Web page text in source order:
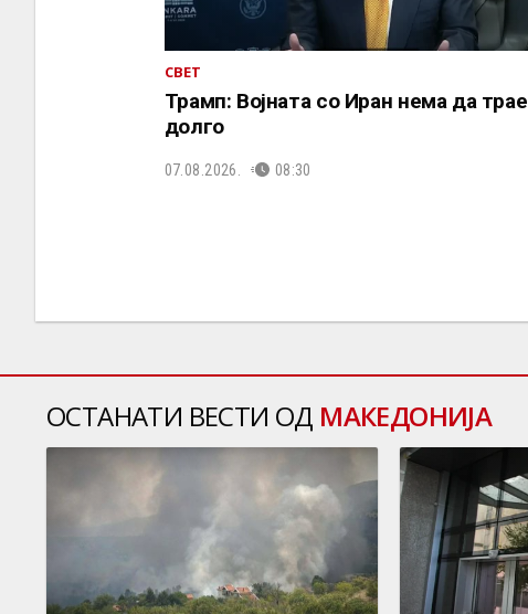
СВЕТ
Трамп: Војната со Иран нема да трае
долго
07.08.2026. 08:30
ОСТАНАТИ ВЕСТИ ОД МАКЕДОНИЈА